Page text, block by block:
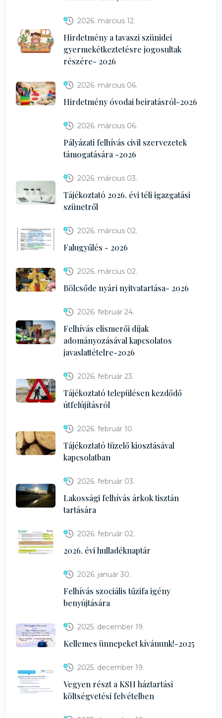
2026. március 12.
Hirdetmény a tavaszi szünidei
gyermekétkeztetésre jogosultak
részére- 2026
2026. március 06.
Hirdetmény óvodai beiratásról-2026
2026. március 06.
Pályázati felhívás civil szervezetek
támogatására -2026
2026. március 03.
Tájékoztató 2026. évi téli igazgatási
szünetről
2026. március 02.
Falugyűlés - 2026
2026. március 02.
Bölcsőde nyári nyitvatartása- 2026
2026. február 24.
Felhívás elismerői díjak
adományozásával kapcsolatos
javaslattételre-2026
2026. február 23.
Tájékoztató településen kezdődő
útfelújításról
2026. február 10.
Tájékoztató tüzelő kiosztásával
kapcsolatban
2026. február 03.
Lakossági felhívás árkok tisztán
tartására
2026. február 02.
2026. évi hulladéknaptár
2026. január 30.
Felhívás szociális tűzifa igény
benyújtására
2025. december 19.
Kellemes ünnepeket kívánunk!-2025
2025. december 19.
Vegyen részt a KSH háztartási
költségvetési felvételben